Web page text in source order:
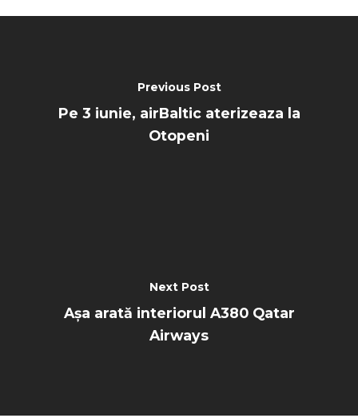
Previous Post
Pe 3 iunie, airBaltic aterizeaza la
Otopeni
Next Post
Așa arată interiorul A380 Qatar
Airways